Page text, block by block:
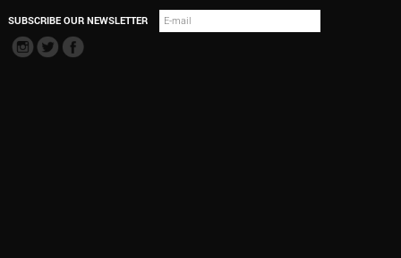
SUBSCRIBE OUR NEWSLETTER